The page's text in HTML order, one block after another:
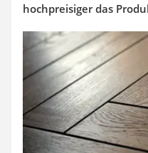
hochpreisiger das